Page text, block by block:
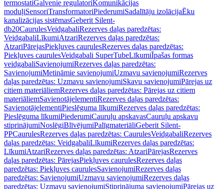
termostatiGalvenie regulatoriKomunikācijas
moduļiSensoriTransformatoriPiederumiSadalītāju izolācijaĒku
kanalizācijas sistēmasGeberit Silent-
db20CaurulesVeidgabaliRezerves daļas paredzētas:
VeidgabaliLīkumiAtzariRezerves daļas paredzētas:
AtzariPārejasPiekļuves caurulesRezerves daļas paredzētas:
Piekļuves caurulesVeidgabali SuperTubeLīkumiĪpašas formas
veidgabaliSavienojumiRezerves daļas paredzētas:
SavienojumiMetināmie savienojumiUzmavu savienojumiRezerves
daļas paredzētas: Uzmavu savienojumiSkavu savienojumiPārejas uz
citiem materiāliemRezerves daļas paredzētas: Pārejas uz citiem
materiāliemSavienotājelementiRezerves daļas paredzētas:
SavienotājelementiPieslēguma līkumiRezerves daļas paredzētas:
Pieslēguma līkumiPiederumiCauruļu apskavasCauruļu apskavu
stiprinājumiNoslēgiBlīvējumiPalīgmateriāliGeberit Silent-
PPCaurulesRezerves daļas paredzētas: CaurulesVeidgabaliRezerves
daļas paredzētas: VeidgabaliLīkumiRezerves daļas paredzētas:
LīkumiAtzariRezerves daļas paredzētas: AtzariPārejasRezerves
daļas paredzētas: PārejasPiekļuves caurulesRezerves daļas
paredzētas: Piekļuves caurulesSavienojumiRezerves daļas
paredzētas: SavienojumiUzmavu savienojumiRezerves daļas
paredzētas: Uzmavu savienojumiStiprinājuma savienojumiPārejas uz